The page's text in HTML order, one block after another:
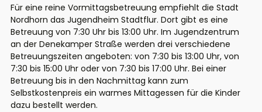
Für eine reine Vormittagsbetreuung empfiehlt die Stadt
Nordhorn das Jugendheim Stadtflur. Dort gibt es eine
Betreuung von 7:30 Uhr bis 13:00 Uhr. Im Jugendzentrum
an der Denekamper Straße werden drei verschiedene
Betreuungszeiten angeboten: von 7:30 bis 13:00 Uhr, von
7:30 bis 15:00 Uhr oder von 7:30 bis 17:00 Uhr. Bei einer
Betreuung bis in den Nachmittag kann zum
Selbstkostenpreis ein warmes Mittagessen für die Kinder
dazu bestellt werden.